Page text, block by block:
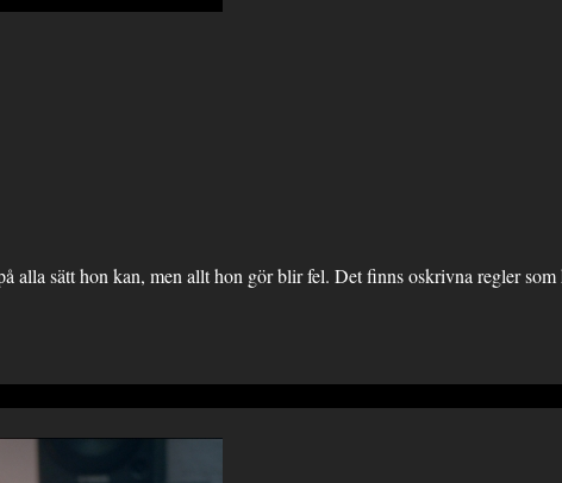
alla sätt hon kan, men allt hon gör blir fel. Det finns oskrivna regler